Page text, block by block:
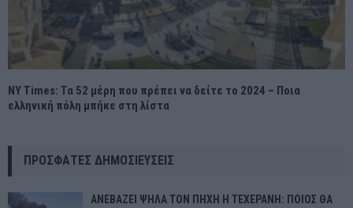
ΝY Times: Τα 52 μέρη που πρέπει να δείτε το 2024 – Ποια
ελληνική πόλη μπήκε στη λίστα
ΠΡΌΣΦΑΤΕΣ ΔΗΜΟΣΙΕΎΣΕΙΣ
ΑΝΕΒΑΖΕΙ ΨΗΛΑ ΤΟΝ ΠΗΧΗ Η ΤΕΧΕΡΑΝΗ: ΠΟΙΟΣ ΘΑ